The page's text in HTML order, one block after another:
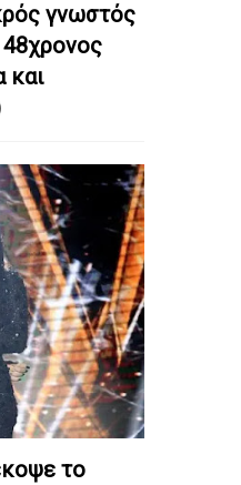
γνωστός
και
το